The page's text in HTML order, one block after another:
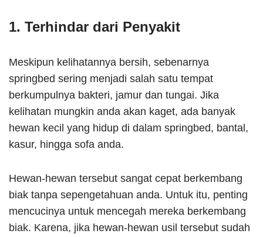
1. Terhindar dari Penyakit
Meskipun kelihatannya bersih, sebenarnya
springbed sering menjadi salah satu tempat
berkumpulnya bakteri, jamur dan tungai. Jika
kelihatan mungkin anda akan kaget, ada banyak
hewan kecil yang hidup di dalam springbed, bantal,
kasur, hingga sofa anda.
Hewan-hewan tersebut sangat cepat berkembang
biak tanpa sepengetahuan anda. Untuk itu, penting
mencucinya untuk mencegah mereka berkembang
biak. Karena, jika hewan-hewan usil tersebut sudah